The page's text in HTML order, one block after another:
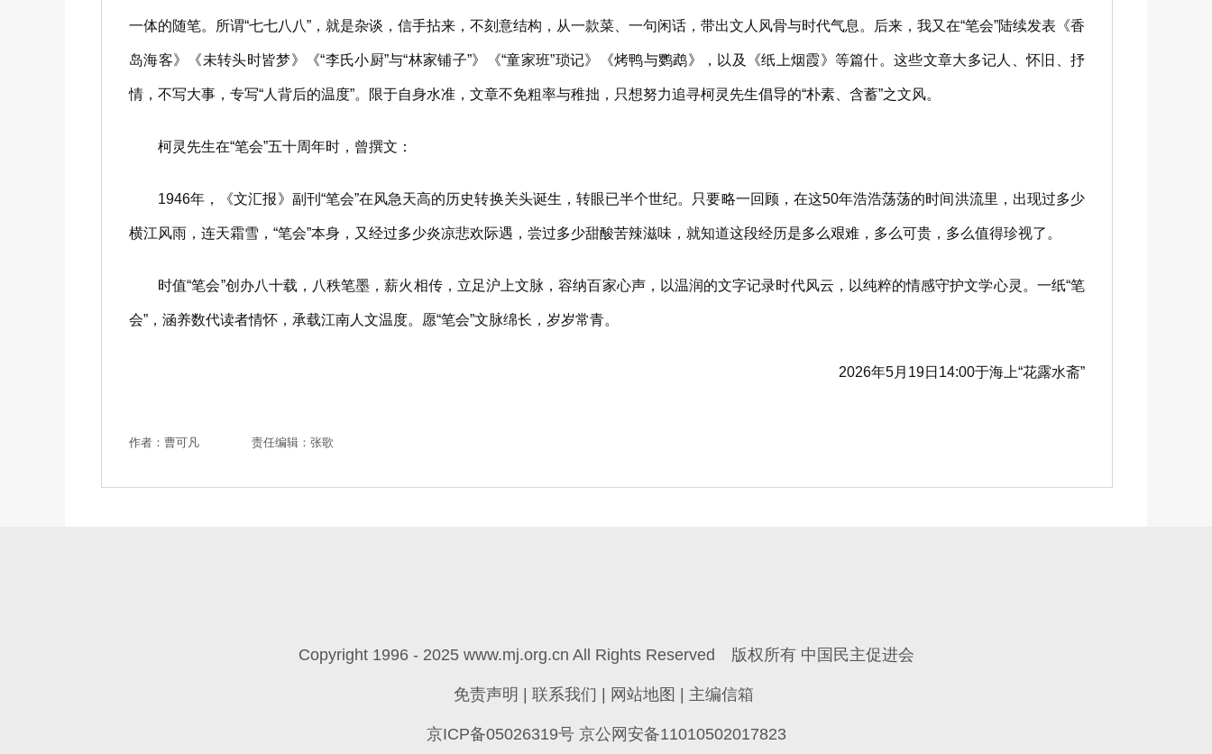
一体的随笔。所谓“七七八八”，就是杂谈，信手拈来，不刻意结构，从一款菜、一句闲话，带出文人风骨与时代气息。后来，我又在“笔会”陆续发表《香
岛海客》《未转头时皆梦》《“李氏小厨”与“林家铺子”》《“童家班”琐记》《烤鸭与鹦鹉》，以及《纸上烟霞》等篇什。这些文章大多记人、怀旧、抒
情，不写大事，专写“人背后的温度”。限于自身水准，文章不免粗率与稚拙，只想努力追寻柯灵先生倡导的“朴素、含蓄”之文风。
柯灵先生在“笔会”五十周年时，曾撰文：
1946年，《文汇报》副刊“笔会”在风急天高的历史转换关头诞生，转眼已半个世纪。只要略一回顾，在这50年浩浩荡荡的时间洪流里，出现过多少
横江风雨，连天霜雪，“笔会”本身，又经过多少炎凉悲欢际遇，尝过多少甜酸苦辣滋味，就知道这段经历是多么艰难，多么可贵，多么值得珍视了。
时值“笔会”创办八十载，八秩笔墨，薪火相传，立足沪上文脉，容纳百家心声，以温润的文字记录时代风云，以纯粹的情感守护文学心灵。一纸“笔
会”，涵养数代读者情怀，承载江南人文温度。愿“笔会”文脉绵长，岁岁常青。
2026年5月19日14:00于海上“花露水斋”
作者：曹可凡 责任编辑：张歌
Copyright 1996 - 2025 www.mj.org.cn All Rights Reserved 版权所有 中国民主促进会
免责声明 联系我们 网站地图 主编信箱
京ICP备05026319号 京公网安备11010502017823